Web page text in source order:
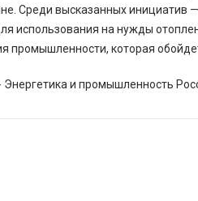
Среди высказанных инициатив
использования на нужды
промышленности, которая
и промышленность